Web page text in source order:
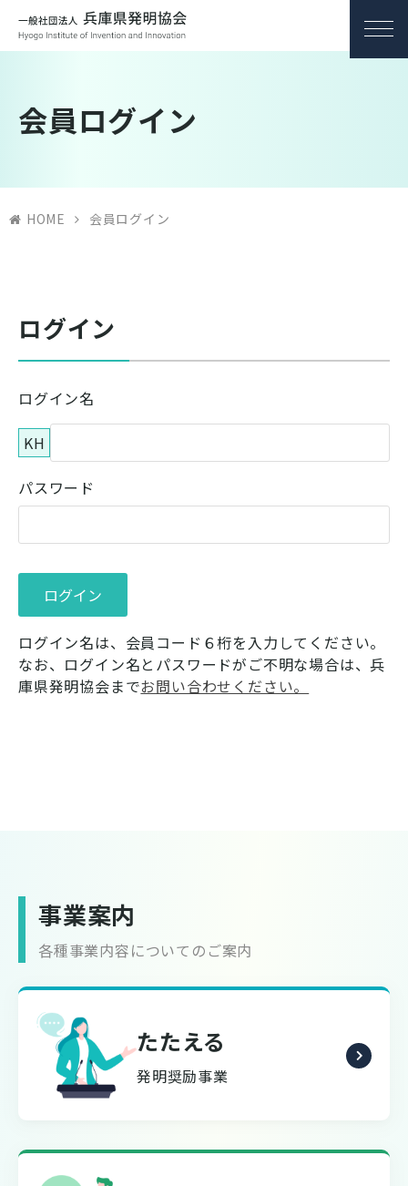
会員ログイン
HOME 会員ログイン
ログイン
ログイン名
KH
パスワード
ログイン名は、会員コード６桁を入力してください。
なお、ログイン名とパスワードがご不明な場合は、兵
庫県発明協会までお問い合わせください。
事業案内
各種事業内容についてのご案内
たたえる
発明奨励事業